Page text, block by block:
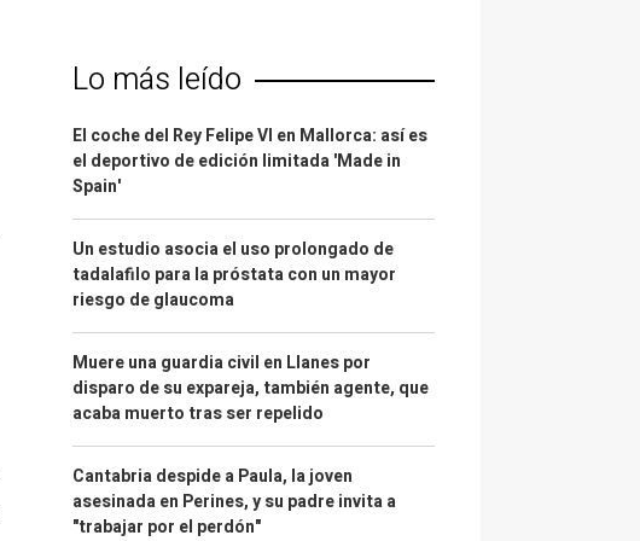
Lo más leído
El coche del Rey Felipe VI en Mallorca: así es
el deportivo de edición limitada 'Made in
Spain'
Un estudio asocia el uso prolongado de
tadalafilo para la próstata con un mayor
riesgo de glaucoma
Muere una guardia civil en Llanes por
disparo de su expareja, también agente, que
acaba muerto tras ser repelido
Cantabria despide a Paula, la joven
asesinada en Perines, y su padre invita a
"trabajar por el perdón"